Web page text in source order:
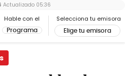
Hable con el
Programa
Selecciona tu emisora
Elige tu emisora
Actualizado 05:36